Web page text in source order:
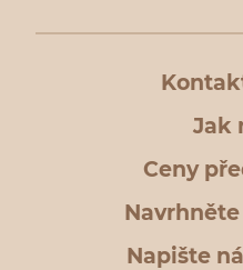
Jak
Ceny
Napište